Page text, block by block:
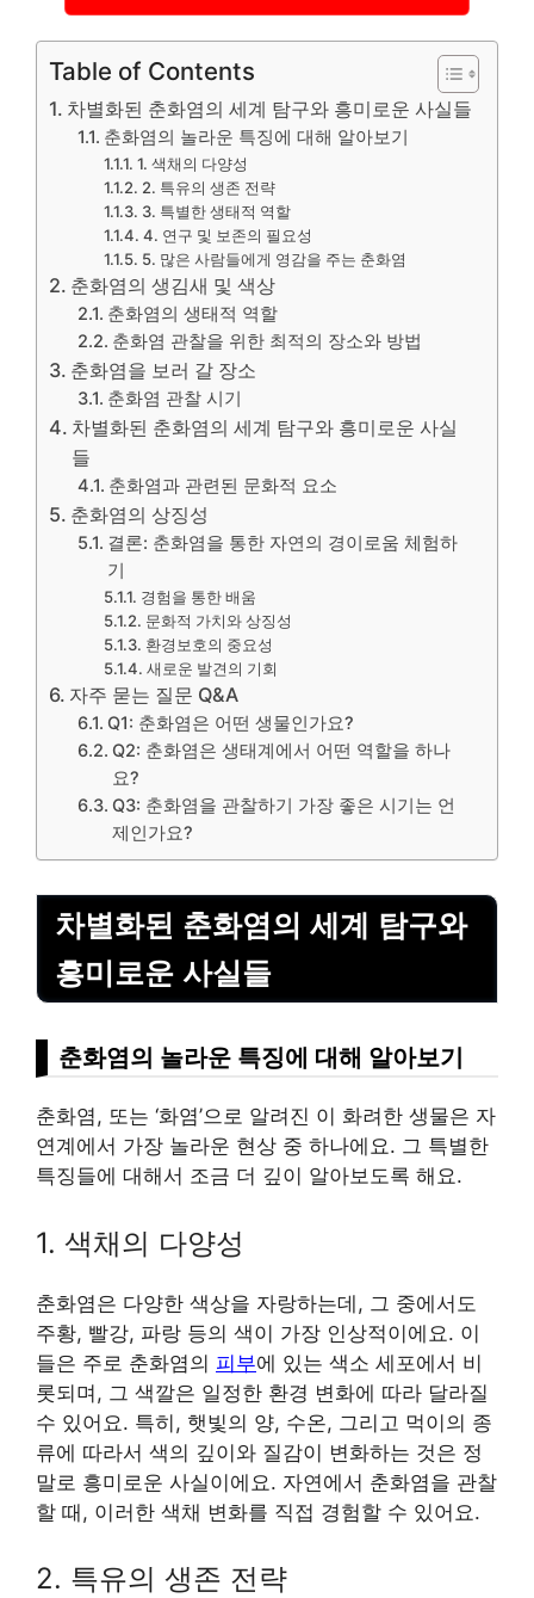
Table of Contents
차별화된 춘화염의 세계 탐구와 흥미로운 사실들
춘화염의 놀라운 특징에 대해 알아보기
1. 색채의 다양성
2. 특유의 생존 전략
3. 특별한 생태적 역할
4. 연구 및 보존의 필요성
5. 많은 사람들에게 영감을 주는 춘화염
춘화염의 생김새 및 색상
춘화염의 생태적 역할
춘화염 관찰을 위한 최적의 장소와 방법
춘화염을 보러 갈 장소
춘화염 관찰 시기
차별화된 춘화염의 세계 탐구와 흥미로운 사실
들
춘화염과 관련된 문화적 요소
춘화염의 상징성
결론: 춘화염을 통한 자연의 경이로움 체험하
기
경험을 통한 배움
문화적 가치와 상징성
환경보호의 중요성
새로운 발견의 기회
자주 묻는 질문 Q&A
Q1: 춘화염은 어떤 생물인가요?
Q2: 춘화염은 생태계에서 어떤 역할을 하나
요?
Q3: 춘화염을 관찰하기 가장 좋은 시기는 언
제인가요?
차별화된 춘화염의 세계 탐구와
흥미로운 사실들
춘화염의 놀라운 특징에 대해 알아보기
춘화염, 또는 ‘화염’으로 알려진 이 화려한 생물은 자
연계에서 가장 놀라운 현상 중 하나에요. 그 특별한
특징들에 대해서 조금 더 깊이 알아보도록 해요.
1. 색채의 다양성
춘화염은 다양한 색상을 자랑하는데, 그 중에서도
주황, 빨강, 파랑 등의 색이 가장 인상적이에요. 이
들은 주로 춘화염의 피부에 있는 색소 세포에서 비
롯되며, 그 색깔은 일정한 환경 변화에 따라 달라질
수 있어요. 특히, 햇빛의 양, 수온, 그리고 먹이의 종
류에 따라서 색의 깊이와 질감이 변화하는 것은 정
말로 흥미로운 사실이에요. 자연에서 춘화염을 관찰
할 때, 이러한 색채 변화를 직접 경험할 수 있어요.
2. 특유의 생존 전략